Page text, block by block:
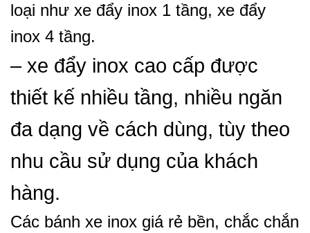
loại như xe đẩy inox 1 tầng, xe đẩy
inox 4 tầng.
– xe đẩy inox cao cấp được
thiết kế nhiều tầng, nhiều ngăn
đa dạng về cách dùng, tùy theo
nhu cầu sử dụng của khách
hàng.
Các bánh xe inox giá rẻ bền, chắc chắn